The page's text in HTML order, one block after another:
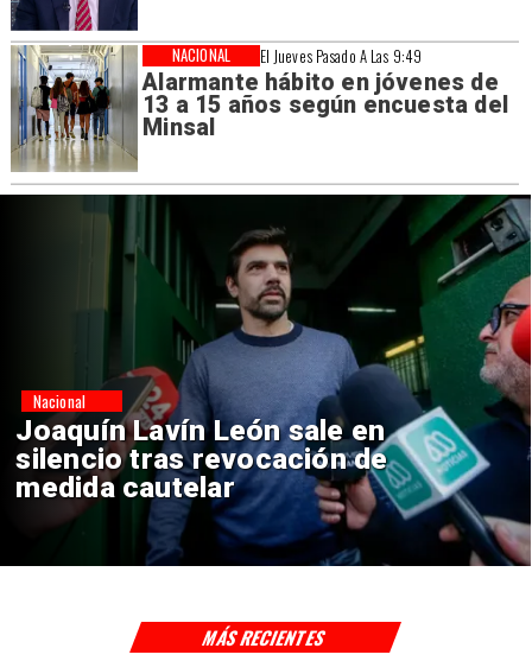
El Jueves Pasado A Las 9:49
Alarmante hábito en jóvenes de
13 a 15 años según encuesta del
Minsal
NACIONAL
Chile y Venezuela formalizan
reinicio de relaciones
consulares
Nacional
MÁS RECIENTES